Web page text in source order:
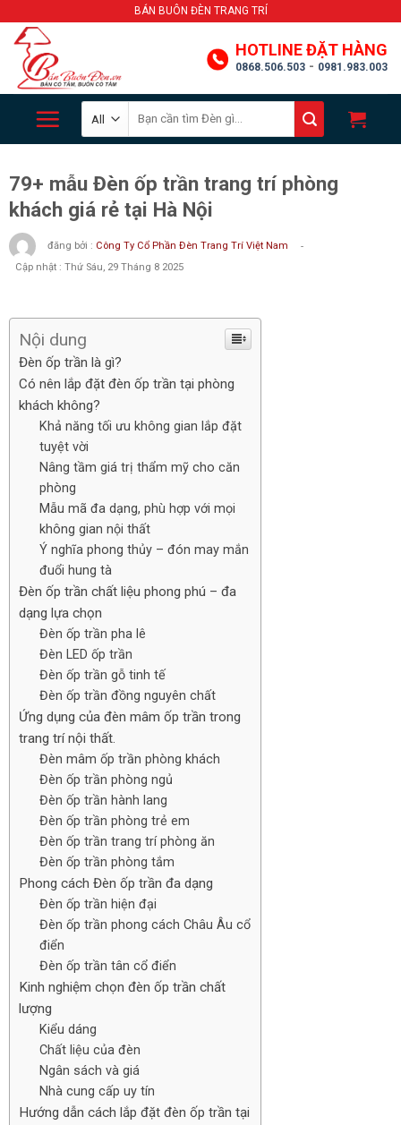
content
BÁN BUÔN ĐÈN TRANG TRÍ
HOTLINE ĐẶT HÀNG
0868.506.503 - 0981.983.003
for:
79+ mẫu Đèn ốp trần trang trí phòng
khách giá rẻ tại Hà Nội
đăng bởi : Công Ty Cổ Phần Đèn Trang Trí Việt Nam
-
Cập nhật : Thứ Sáu, 29 Tháng 8 2025
Nội dung
Đèn ốp trần là gì?
Có nên lắp đặt đèn ốp trần tại phòng
khách không?
Khả năng tối ưu không gian lắp đặt
tuyệt vời
Nâng tầm giá trị thẩm mỹ cho căn
phòng
Mẫu mã đa dạng, phù hợp với mọi
không gian nội thất
Ý nghĩa phong thủy – đón may mắn
đuổi hung tà
Đèn ốp trần chất liệu phong phú – đa
dạng lựa chọn
Đèn ốp trần pha lê
Đèn LED ốp trần
Đèn ốp trần gỗ tinh tế
Đèn ốp trần đồng nguyên chất
Ứng dụng của đèn mâm ốp trần trong
trang trí nội thất.
Đèn mâm ốp trần phòng khách
Đèn ốp trần phòng ngủ
Đèn ốp trần hành lang
Đèn ốp trần phòng trẻ em
Đèn ốp trần trang trí phòng ăn
Đèn ốp trần phòng tắm
Phong cách Đèn ốp trần đa dạng
Đèn ốp trần hiện đại
Đèn ốp trần phong cách Châu Âu cổ
điển
Đèn ốp trần tân cổ điển
Kinh nghiệm chọn đèn ốp trần chất
lượng
Kiểu dáng
Chất liệu của đèn
Ngân sách và giá
Nhà cung cấp uy tín
Hướng dẫn cách lắp đặt đèn ốp trần tại